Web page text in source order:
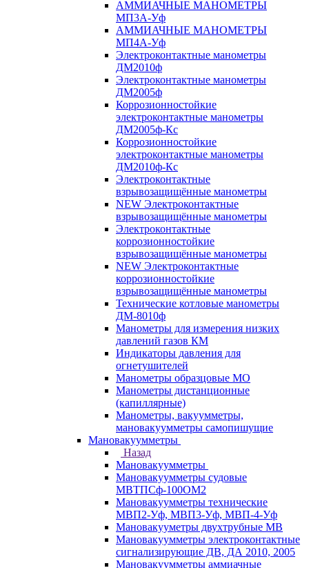
АММИАЧНЫЕ МАНОМЕТРЫ
МП3А-Уф
АММИАЧНЫЕ МАНОМЕТРЫ
МП4А-Уф
Электроконтактные манометры
ДМ2010ф
Электроконтактные манометры
ДМ2005ф
Коррозионностойкие
электроконтактные манометры
ДМ2005ф-Кс
Коррозионностойкие
электроконтактные манометры
ДМ2010ф-Кс
Электроконтактные
взрывозащищённые манометры
NEW Электроконтактные
взрывозащищённые манометры
Электроконтактные
коррозионностойкие
взрывозащищённые манометры
NEW Электроконтактные
коррозионностойкие
взрывозащищённые манометры
Технические котловые манометры
ДМ-8010ф
Манометры для измерения низких
давлений газов КМ
Индикаторы давления для
огнетушителей
Манометры образцовые МО
Манометры дистанционные
(капиллярные)
Манометры, вакуумметры,
мановакуумметры самопишущие
Мановакуумметры
Назад
Мановакуумметры
Мановакуумметры судовые
МВТПСф-100ОМ2
Мановакуумметры технические
МВП2-Уф, МВП3-Уф, МВП-4-Уф
Мановакууметры двухтрубные МВ
Мановакуумметры электроконтактные
сигнализирующие ДВ, ДА 2010, 2005
Мановакуумметры аммиачные